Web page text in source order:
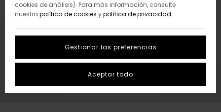
cookies de análisis). Para más información, consulte
nuestra política de cookies ypolítica de privacidad
Gestionar las preferencias
Aceptar todo